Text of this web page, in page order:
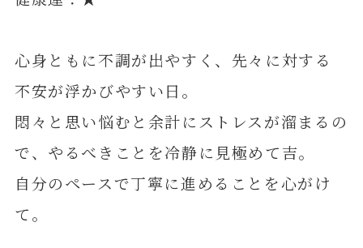
心身ともに不調が出やすく、先々に対する
不安が浮かびやすい日。
悶々と思い悩むと余計にストレスが溜まるの
で、やるべきことを冷静に見極めて吉。
自分のペースで丁寧に進めることを心がけ
て。